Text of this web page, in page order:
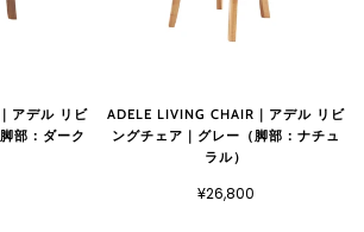
アデル リビ
部：ダーク
ADELE LIVING CHAIR｜アデル リビ
ングチェア｜グレー（脚部：ナチュ
ラル）
¥26,800